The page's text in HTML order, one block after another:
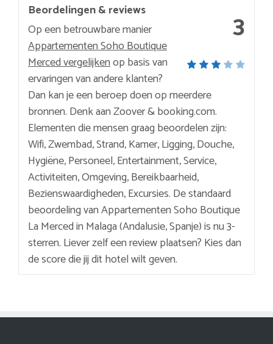
3
Beordelingen & reviews
Op een betrouwbare manier
Appartementen Soho Boutique
Merced vergelijkenop basis van
ervaringen van andere klanten?
Dan kan je een beroep doen op meerdere
bronnen. Denk aan Zoover & booking.com.
Elementen die mensen graag beoordelen zijn:
Wifi, Zwembad, Strand, Kamer, Ligging, Douche,
Hygiëne, Personeel, Entertainment, Service,
Activiteiten, Omgeving, Bereikbaarheid,
Bezienswaardigheden, Excursies. De standaard
beoordeling van Appartementen Soho Boutique
La Merced in Malaga (Andalusie, Spanje) is nu 3-
sterren. Liever zelf een review plaatsen? Kies dan
de score die jij dit hotel wilt geven.